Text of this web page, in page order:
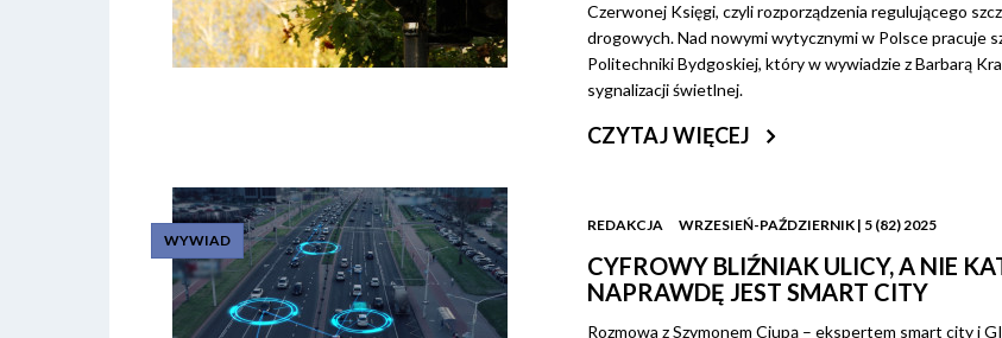
Czerwonej Księgi, czyli rozporządzenia regulującego
drogowych. Nad nowymi wytycznymi w Polsce pracuje
Politechniki Bydgoskiej, który w wywiadzie z Barbarą
sygnalizacji świetlnej.
CZYTAJ WIĘCEJ
WYWIAD
REDAKCJA WRZESIEŃ-PAŹDZIERNIK | 5 (82) 2025
CYFROWY BLIŹNIAK ULICY, A NIE
NAPRAWDĘ JEST SMART CITY
Rozmowa z Szymonem Ciupą – ekspertem smart city i